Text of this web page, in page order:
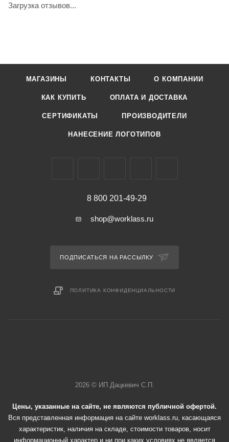
Загрузка отзывов...
МАГАЗИНЫ КОНТАКТЫ О КОМПАНИИ
КАК КУПИТЬ ОПЛАТА И ДОСТАВКА
СЕРТИФИКАТЫ ПРОИЗВОДИТЕЛИ
НАНЕСЕНИЕ ЛОГОТИПОВ
8 800 201-49-29
shop@worklass.ru
ПОДПИСАТЬСЯ НА РАССЫЛКУ
ПОЛИТИКА КОНФИДЕНЦИАЛЬНОСТИ
2026 © ИП Дацкевич С.П.
Цены, указанные на сайте, не являются публичной офертой.
Вся представленная информация на сайте worklass.ru, касающаяся
характеристик, наличия на складе, стоимости товаров, носит
информационный характер и ни при каких условиях не является